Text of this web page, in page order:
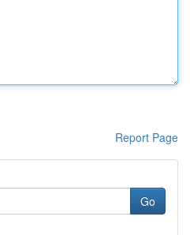
Report Page
Go